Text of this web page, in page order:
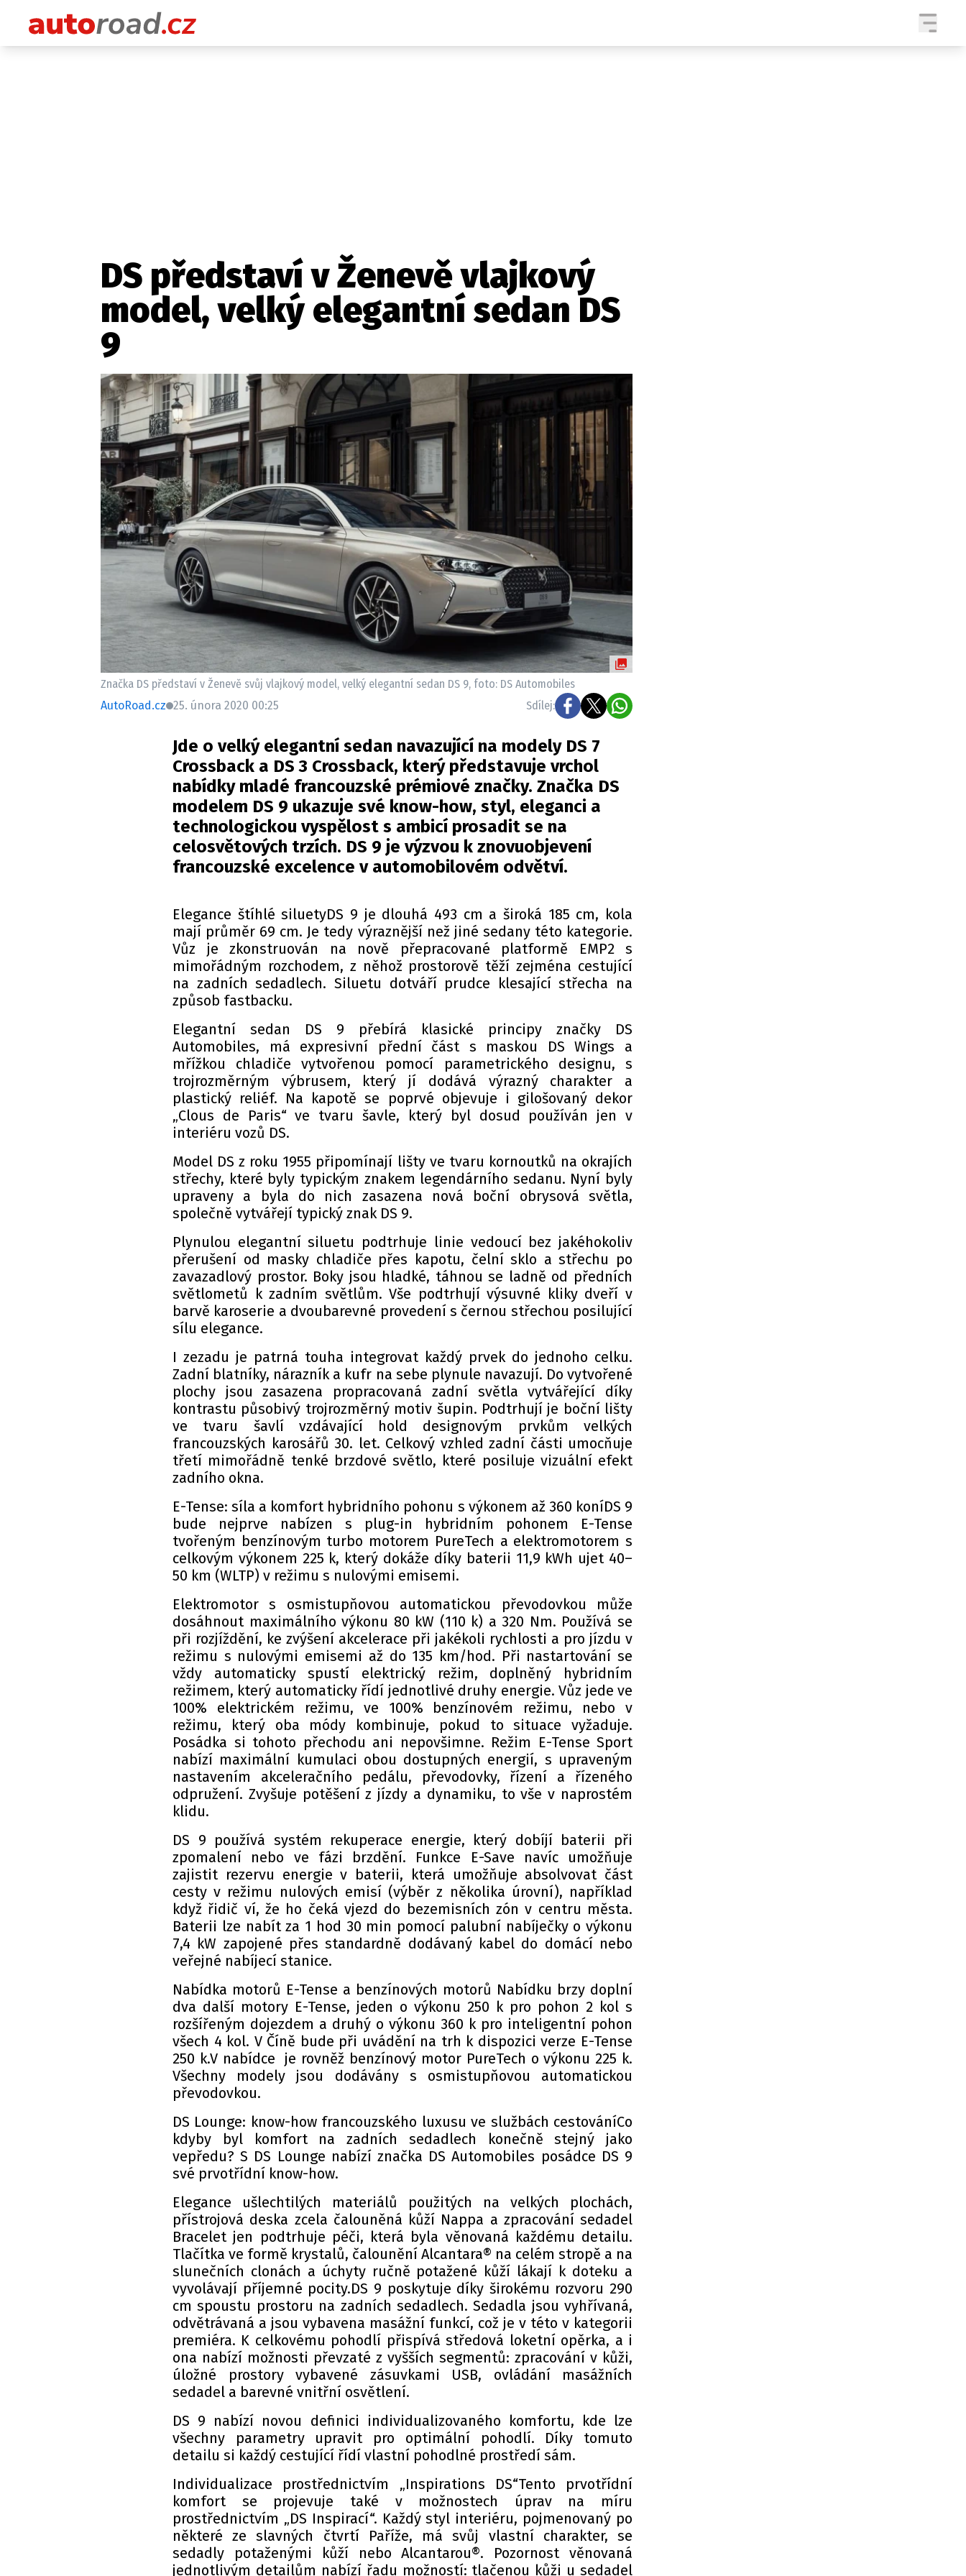
Ekonomika
Český trh
Tuning
Profi
Etický kodex Kontakt Vydavatel Inzerce Osobní údaje / Cookies
Provozovatelem serveru autoroad.cz je INCORP MEDIA GROUP s.r.o., IČ: 118 23 054
DS představí v Ženevě vlajkový
model, velký elegantní sedan DS
9
Značka DS představí v Ženevě svůj vlajkový model, velký elegantní sedan DS 9, foto: DS Automobiles
AutoRoad.cz 25. února 2020 00:25 Sdílej:
Jde o velký elegantní sedan navazující na modely DS 7
Crossback a DS 3 Crossback, který představuje vrchol
nabídky mladé francouzské prémiové značky. Značka DS
modelem DS 9 ukazuje své know-how, styl, eleganci a
technologickou vyspělost s ambicí prosadit se na
celosvětových trzích. DS 9 je výzvou k znovuobjevení
francouzské excelence v automobilovém odvětví.
Elegance štíhlé siluetyDS 9 je dlouhá 493 cm a široká 185 cm, kola
mají průměr 69 cm. Je tedy výraznější než jiné sedany této kategorie.
Vůz je zkonstruován na nově přepracované platformě EMP2 s
mimořádným rozchodem, z něhož prostorově těží zejména cestující
na zadních sedadlech. Siluetu dotváří prudce klesající střecha na
způsob fastbacku.
Elegantní sedan DS 9 přebírá klasické principy značky DS
Automobiles, má expresivní přední část s maskou DS Wings a
mřížkou chladiče vytvořenou pomocí parametrického designu, s
trojrozměrným výbrusem, který jí dodává výrazný charakter a
plastický reliéf. Na kapotě se poprvé objevuje i gilošovaný dekor
„Clous de Paris“ ve tvaru šavle, který byl dosud používán jen v
interiéru vozů DS.
Model DS z roku 1955 připomínají lišty ve tvaru kornoutků na okrajích
střechy, které byly typickým znakem legendárního sedanu. Nyní byly
upraveny a byla do nich zasazena nová boční obrysová světla,
společně vytvářejí typický znak DS 9.
Plynulou elegantní siluetu podtrhuje linie vedoucí bez jakéhokoliv
přerušení od masky chladiče přes kapotu, čelní sklo a střechu po
zavazadlový prostor. Boky jsou hladké, táhnou se ladně od předních
světlometů k zadním světlům. Vše podtrhují výsuvné kliky dveří v
barvě karoserie a dvoubarevné provedení s černou střechou posilující
sílu elegance.
I zezadu je patrná touha integrovat každý prvek do jednoho celku.
Zadní blatníky, nárazník a kufr na sebe plynule navazují. Do vytvořené
plochy jsou zasazena propracovaná zadní světla vytvářející díky
kontrastu působivý trojrozměrný motiv šupin. Podtrhují je boční lišty
ve tvaru šavlí vzdávající hold designovým prvkům velkých
francouzských karosářů 30. let. Celkový vzhled zadní části umocňuje
třetí mimořádně tenké brzdové světlo, které posiluje vizuální efekt
zadního okna.
E-Tense: síla a komfort hybridního pohonu s výkonem až 360 koníDS 9
bude nejprve nabízen s plug-in hybridním pohonem E-Tense
tvořeným benzínovým turbo motorem PureTech a elektromotorem s
celkovým výkonem 225 k, který dokáže díky baterii 11,9 kWh ujet 40–
50 km (WLTP) v režimu s nulovými emisemi.
Elektromotor s osmistupňovou automatickou převodovkou může
dosáhnout maximálního výkonu 80 kW (110 k) a 320 Nm. Používá se
při rozjíždění, ke zvýšení akcelerace při jakékoli rychlosti a pro jízdu v
režimu s nulovými emisemi až do 135 km/hod. Při nastartování se
vždy automaticky spustí elektrický režim, doplněný hybridním
režimem, který automaticky řídí jednotlivé druhy energie. Vůz jede ve
100% elektrickém režimu, ve 100% benzínovém režimu, nebo v
režimu, který oba módy kombinuje, pokud to situace vyžaduje.
Posádka si tohoto přechodu ani nepovšimne. Režim E-Tense Sport
nabízí maximální kumulaci obou dostupných energií, s upraveným
nastavením akceleračního pedálu, převodovky, řízení a řízeného
odpružení. Zvyšuje potěšení z jízdy a dynamiku, to vše v naprostém
klidu.
DS 9 používá systém rekuperace energie, který dobíjí baterii při
zpomalení nebo ve fázi brzdění. Funkce E-Save navíc umožňuje
zajistit rezervu energie v baterii, která umožňuje absolvovat část
cesty v režimu nulových emisí (výběr z několika úrovní), například
když řidič ví, že ho čeká vjezd do bezemisních zón v centru města.
Baterii lze nabít za 1 hod 30 min pomocí palubní nabíječky o výkonu
7,4 kW zapojené přes standardně dodávaný kabel do domácí nebo
veřejné nabíjecí stanice.
Nabídka motorů E-Tense a benzínových motorů Nabídku brzy doplní
dva další motory E-Tense, jeden o výkonu 250 k pro pohon 2 kol s
rozšířeným dojezdem a druhý o výkonu 360 k pro inteligentní pohon
všech 4 kol. V Číně bude při uvádění na trh k dispozici verze E-Tense
250 k.V nabídce je rovněž benzínový motor PureTech o výkonu 225 k.
Všechny modely jsou dodávány s osmistupňovou automatickou
převodovkou.
DS Lounge: know-how francouzského luxusu ve službách cestováníCo
kdyby byl komfort na zadních sedadlech konečně stejný jako
vepředu? S DS Lounge nabízí značka DS Automobiles posádce DS 9
své prvotřídní know-how.
Elegance ušlechtilých materiálů použitých na velkých plochách,
přístrojová deska zcela čalouněná kůží Nappa a zpracování sedadel
Bracelet jen podtrhuje péči, která byla věnovaná každému detailu.
Tlačítka ve formě krystalů, čalounění Alcantara® na celém stropě a na
slunečních clonách a úchyty ručně potažené kůží lákají k doteku a
vyvolávají příjemné pocity.DS 9 poskytuje díky širokému rozvoru 290
cm spoustu prostoru na zadních sedadlech. Sedadla jsou vyhřívaná,
odvětrávaná a jsou vybavena masážní funkcí, což je v této v kategorii
premiéra. K celkovému pohodlí přispívá středová loketní opěrka, a i
ona nabízí možnosti převzaté z vyšších segmentů: zpracování v kůži,
úložné prostory vybavené zásuvkami USB, ovládání masážních
sedadel a barevné vnitřní osvětlení.
DS 9 nabízí novou definici individualizovaného komfortu, kde lze
všechny parametry upravit pro optimální pohodlí. Díky tomuto
detailu si každý cestující řídí vlastní pohodlné prostředí sám.
Individualizace prostřednictvím „Inspirations DS“Tento prvotřídní
komfort se projevuje také v možnostech úprav na míru
prostřednictvím „DS Inspirací“. Každý styl interiéru, pojmenovaný po
některé ze slavných čtvrtí Paříže, má svůj vlastní charakter, se
sedadly potaženými kůží nebo Alcantarou®. Pozornost věnovaná
jednotlivým detailům nabízí řadu možností: tlačenou kůži u sedadel